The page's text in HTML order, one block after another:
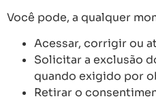
Você pode, a qualquer
Acessar, corrigir ou
Solicitar a exclusão
quando exigido por
Retirar o